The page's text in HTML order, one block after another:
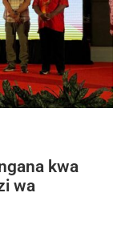
kwa
wa